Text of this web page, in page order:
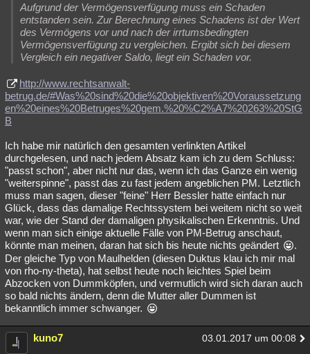
Aufgrund der Vermögensverfügung muss ein Schaden
entstanden sein. Zur Berechnung eines Schadens ist der Wert
des Vermögens vor und nach der irrtumsbedingten
Vermögensverfügung zu vergleichen. Ergibt sich bei diesem
Vergleich ein negativer Saldo, liegt ein Schaden vor.
http://www.rechtsanwalt-
betrug.de/#Was%20sind%20die%20objektiven%20Voraussetzung
en%20eines%20Betruges%20gem.%20%C2%A7%20263%20StG
B
Ich habe mir natürlich den gesamten verlinkten Artikel
durchgelesen, und nach jedem Absatz kam ich zu dem Schluss:
"passt schon", aber nicht nur das, wenn ich das Ganze ein wenig
"weiterspinne", passt das zu fast jedem angeblichen PM. Letztlich
muss man sagen, dieser "feine" Herr Bessler hatte einfach nur
Glück, dass das damalige Rechtssystem bei weitem nicht so weit
war, wie der Stand der damaligen physikalischen Erkenntnis. Und
wenn man sich einige aktuelle Fälle von PM-Betrug anschaut,
könnte man meinen, daran hat sich bis heute nichts geändert
.
Der gleiche Typ von Maulhelden (diesen Duktus klau ich mir mal
von rho-ny-theta), hat selbst heute noch leichtes Spiel beim
Abzocken von Dummköpfen, und vermutlich wird sich daran auch
so bald nichts ändern, denn die Mutter aller Dummen ist
bekanntlich immer schwanger.
kuno7 03.01.2017 um 00:08